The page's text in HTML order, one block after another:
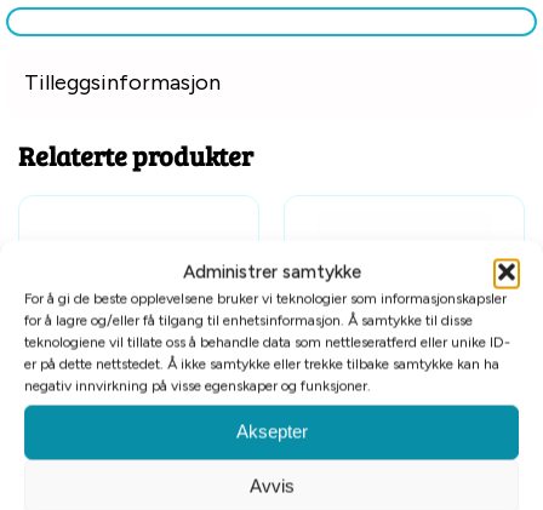
Administrer samtykke
For å gi de beste opplevelsene bruker vi teknologier som informasjonskapsler
for å lagre og/eller få tilgang til enhetsinformasjon. Å samtykke til disse
teknologiene vil tillate oss å behandle data som nettleseratferd eller unike ID-
er på dette nettstedet. Å ikke samtykke eller trekke tilbake samtykke kan ha
negativ innvirkning på visse egenskaper og funksjoner.
Aksepter
Avvis
Tilleggsinformasjon
Relaterte produkter
Tomt på lager
Hundeseng Noah vital vevd/soft
Tomt på lager
Harvey madrass 100×70 cm